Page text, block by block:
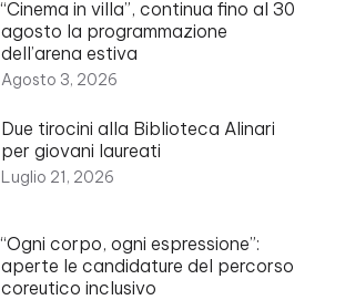
“Cinema in villa”, continua fino al 30
agosto la programmazione
dell’arena estiva
Agosto 3, 2026
Due tirocini alla Biblioteca Alinari
per giovani laureati
Luglio 21, 2026
“Ogni corpo, ogni espressione”:
aperte le candidature del percorso
coreutico inclusivo